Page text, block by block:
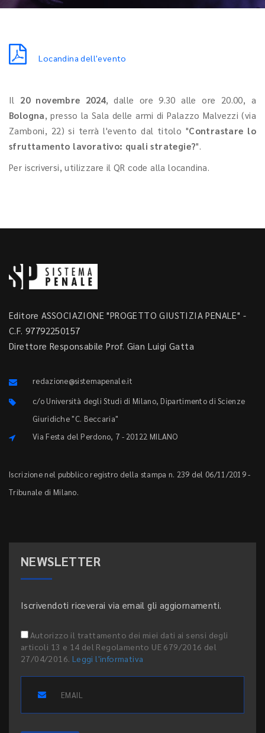
Locandina dell'evento
Il 20 novembre 2024, dalle ore 9.30 alle ore 20.00, a
Bologna, presso la Sala delle armi di Palazzo Malvezzi (via
Zamboni, 22) si terrà l'evento dal titolo "Contrastare lo
sfruttamento lavorativo: quali strategie?".
Per iscriversi, utilizzare il QR code alla locandina.
Editore ASSOCIAZIONE "PROGETTO GIUSTIZIA PENALE" -
C.F. 97792250157
Direttore Responsabile Prof. Gian Luigi Gatta
redazione@sistemapenale.it
c/o Università degli Studi di Milano, Dipartimento di Scienze
Giuridiche "C. Beccaria"
Via Festa del Perdono, 7 - 20122 MILANO
Iscrizione nel pubblico registro della stampa n. 239 del 06/11/2019 -
Tribunale di Milano.
NEWSLETTER
Iscrivendoti riceverai via email gli aggiornamenti.
Autorizzo il trattamento dei miei dati ai sensi degli
articoli 13 e 14 del Regolamento UE 679/2016 del
27/04/2016. Leggi l'informativa